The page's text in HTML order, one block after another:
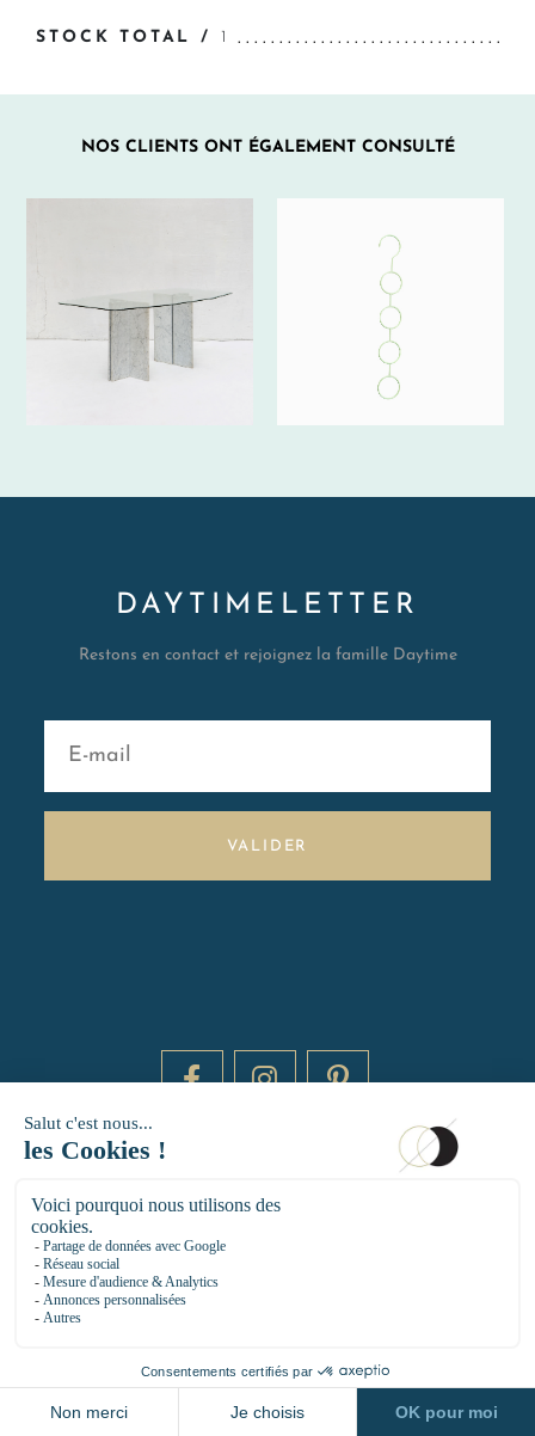
STOCK TOTAL / 1
NOS CLIENTS ONT ÉGALEMENT CONSULTÉ
DAYTIMELETTER
Restons en contact et rejoignez la famille Daytime
VALIDER
14 RUE DE BRETAGNE - 75003 PARIS
01 85 73 56 49